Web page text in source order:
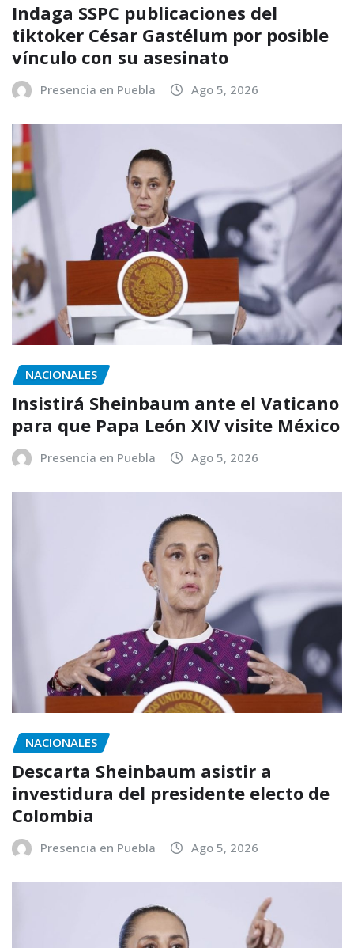
Indaga SSPC publicaciones del
tiktoker César Gastélum por posible
vínculo con su asesinato
Presencia en Puebla Ago 5, 2026
NACIONALES
Insistirá Sheinbaum ante el Vaticano
para que Papa León XIV visite México
Presencia en Puebla Ago 5, 2026
NACIONALES
Descarta Sheinbaum asistir a
investidura del presidente electo de
Colombia
Presencia en Puebla Ago 5, 2026